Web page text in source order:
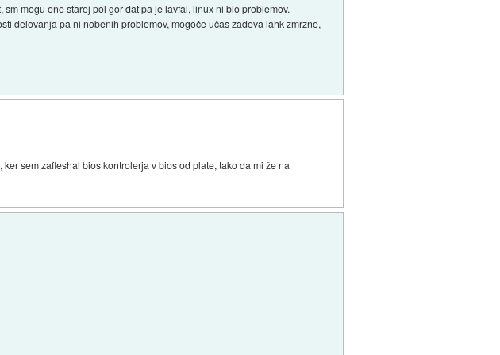
mogu ene starej pol gor dat pa je lavfal, linux ni blo problemov.
delovanja pa ni nobenih problemov, mogoče učas zadeva lahk zmrzne,
sem zafleshal bios kontrolerja v bios od plate, tako da mi že na